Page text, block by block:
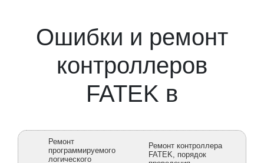
Ошибки и ремонт
контроллеров
FATEK в
Ремонт
программируемого
логического
Ремонт контроллера
FATEK, порядок